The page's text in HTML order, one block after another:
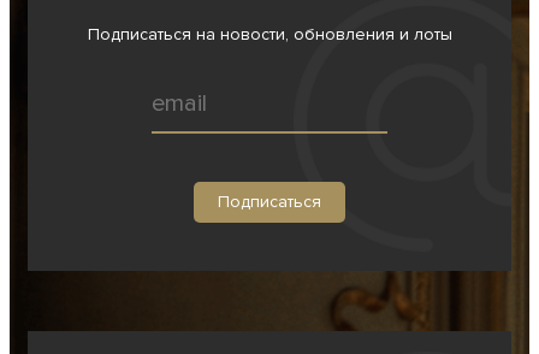
Подписаться на новости, обновления и лоты